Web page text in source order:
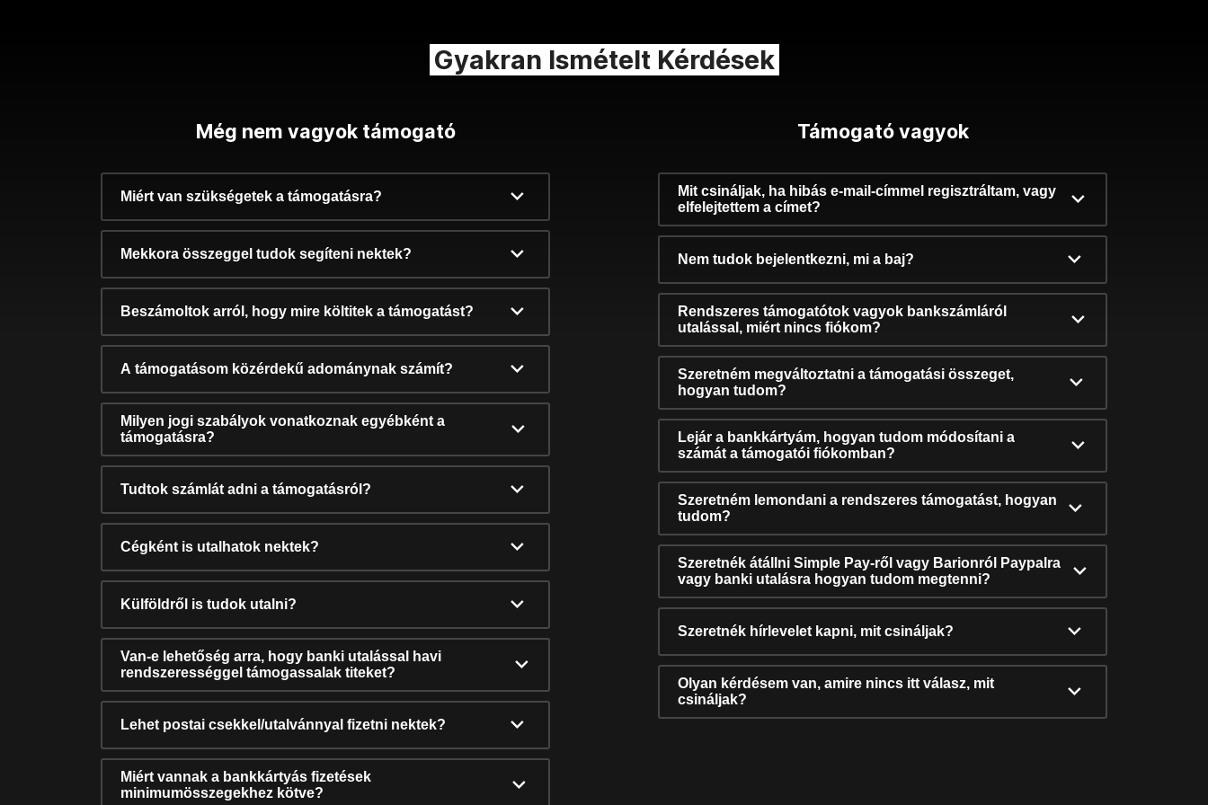
Gyakran Ismételt Kérdések
Még nem vagyok támogató
Miért van szükségetek a támogatásra?
Mekkora összeggel tudok segíteni nektek?
Beszámoltok arról, hogy mire költitek a támogatást?
A támogatásom közérdekű adománynak számít?
Milyen jogi szabályok vonatkoznak egyébként a
támogatásra?
Tudtok számlát adni a támogatásról?
Cégként is utalhatok nektek?
Külföldről is tudok utalni?
Van-e lehetőség arra, hogy banki utalással havi
rendszerességgel támogassalak titeket?
Lehet postai csekkel/utalvánnyal fizetni nektek?
Miért vannak a bankkártyás fizetések
minimumösszegekhez kötve?
Támogató vagyok
Mit csináljak, ha hibás e-mail-címmel regisztráltam, vagy
elfelejtettem a címet?
Nem tudok bejelentkezni, mi a baj?
Rendszeres támogatótok vagyok bankszámláról
utalással, miért nincs fiókom?
Szeretném megváltoztatni a támogatási összeget,
hogyan tudom?
Lejár a bankkártyám, hogyan tudom módosítani a
számát a támogatói fiókomban?
Szeretném lemondani a rendszeres támogatást, hogyan
tudom?
Szeretnék átállni Simple Pay-ről vagy Barionról Paypalra
vagy banki utalásra hogyan tudom megtenni?
Szeretnék hírlevelet kapni, mit csináljak?
Olyan kérdésem van, amire nincs itt válasz, mit
csináljak?